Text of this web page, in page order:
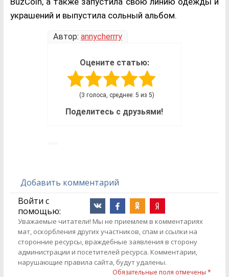
украшений и выпустила сольный альбом.
Автор: annycherrry
Оцените статью:
(3 голоса, среднее: 5 из 5)
Поделитесь с друзьями!
Добавить комментарий
Войти с
помощью:
Уважаемые читатели! Мы не приемлем в комментариях
мат, оскорбления других участников, спам и ссылки на
сторонние ресурсы, враждебные заявления в сторону
администрации и посетителей ресурса. Комментарии,
нарушающие правила сайта, будут удалены.
Обязательные поля отмечены *